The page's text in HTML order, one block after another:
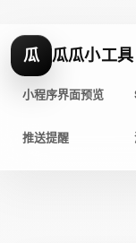
瓜 瓜瓜小工具
小程序界面预览
推送提醒